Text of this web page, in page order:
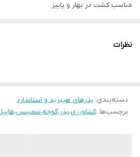
مناسب کشت در بهار و پاییز
کشاورزانی که به دنبال رقمی مقاوم به
۱۵۰هستند
نظرات
دسته‌بندی: بذرهای هیبرید و استاندارد
برچسب‌ها :کشاورزی،بذر،گوجه،سمینس،